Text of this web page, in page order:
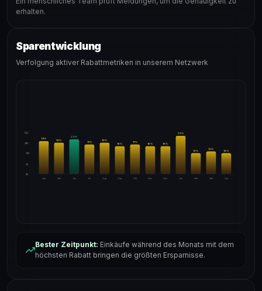
erhalten.
Sparentwicklung
Verfolgung aktiver Rabattmetriken in unserem Netzwerk
24%
18%
12%
6%
0%
Apr
19%
Mai
18%
Jun
20%
Jul
17%
Aug
18%
Sep
16%
Okt
17%
Nov
16%
Dez
16%
Jan
22%
Feb
12%
Mär
13%
Apr
12%
Bester Zeitpunkt: Einkäufe während des Monats mit dem
höchsten Rabatt bringen die größten Ersparnisse.